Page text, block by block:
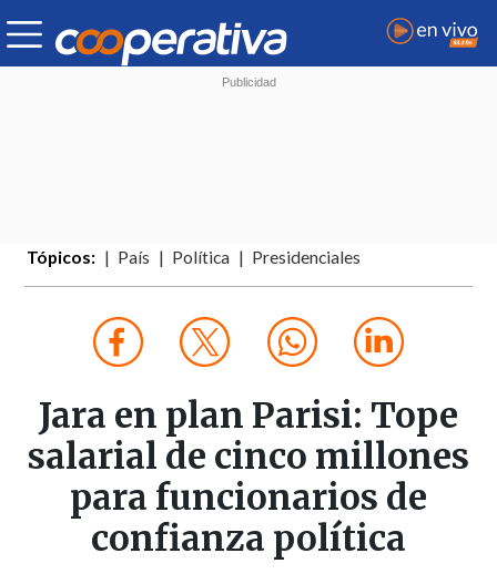
Tópicos: País Política Presidenciales
Jara en plan Parisi: Tope
salarial de cinco millones
para funcionarios de
confianza política